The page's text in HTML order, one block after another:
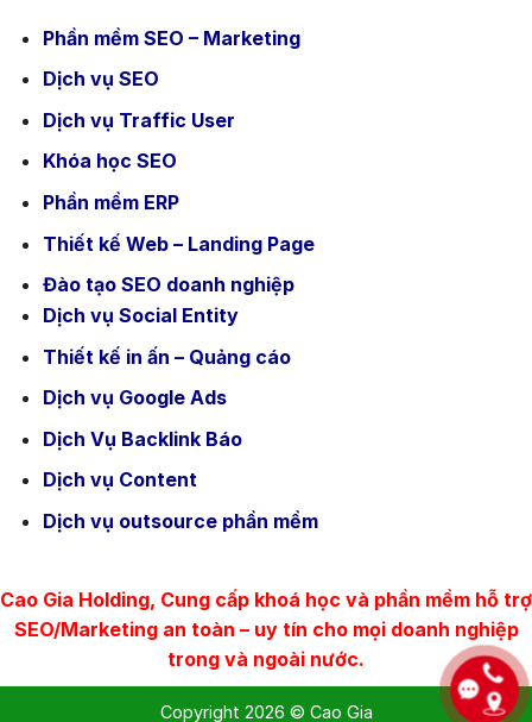
Phần mềm SEO – Marketing
Dịch vụ SEO
Dịch vụ Traffic User
Khóa học SEO
Phần mềm ERP
Thiết kế Web – Landing Page
Đào tạo SEO doanh nghiệp
Dịch vụ Social Entity
Thiết kế in ấn – Quảng cáo
Dịch vụ Google Ads
Dịch Vụ Backlink Báo
Dịch vụ Content
Dịch vụ outsource phần mềm
Cao Gia Holding, Cung cấp khoá học và phần mềm hỗ trợ
SEO/Marketing an toàn – uy tín cho mọi doanh nghiệp
trong và ngoài nước.
Copyright 2026 © Cao Gia